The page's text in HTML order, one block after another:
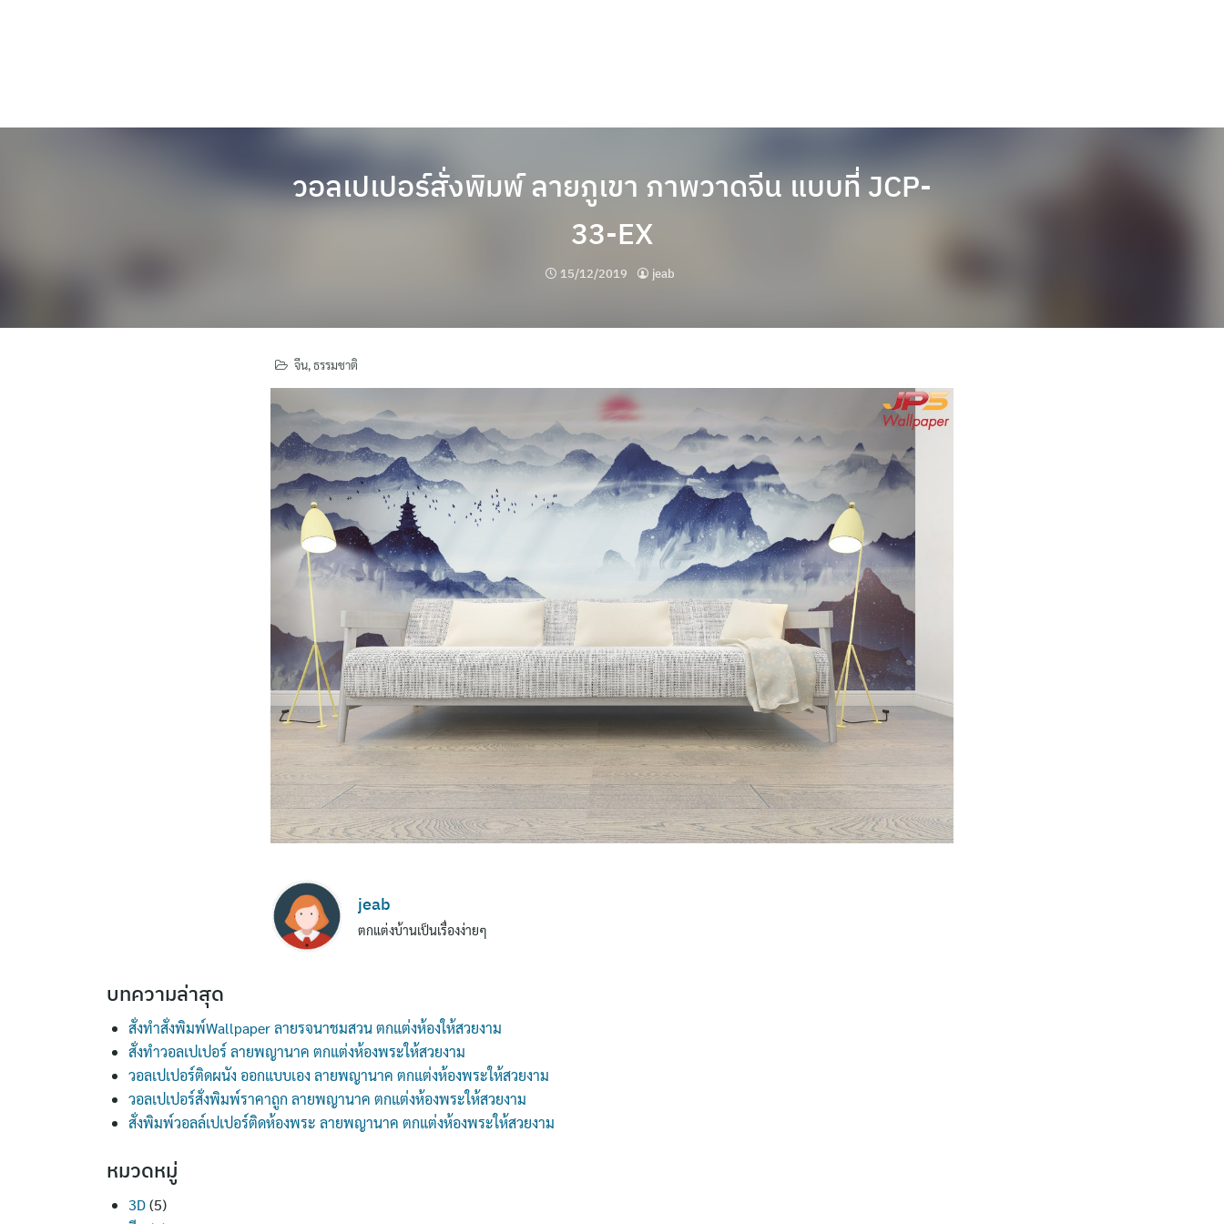
for:
วอลเปเปอร์สั่งพิมพ์ ลายภูเขา ภาพวาดจีน แบบที่ JCP-
33-EX
15/12/2019 jeab
จีน,ธรรมชาติ
jeab
ตกแต่งบ้านเป็นเรื่องง่ายๆ
บทความล่าสุด
สั่งทำสั่งพิมพ์Wallpaper ลายรจนาชมสวน ตกแต่งห้องให้สวยงาม
สั่งทำวอลเปเปอร์ ลายพญานาค ตกแต่งห้องพระให้สวยงาม
วอลเปเปอร์ติดผนัง ออกแบบเอง ลายพญานาค ตกแต่งห้องพระให้สวยงาม
วอลเปเปอร์สั่งพิมพ์ราคาถูก ลายพญานาค ตกแต่งห้องพระให้สวยงาม
สั่งพิมพ์วอลล์เปเปอร์ติดห้องพระ ลายพญานาค ตกแต่งห้องพระให้สวยงาม
หมวดหมู่
3D(5)